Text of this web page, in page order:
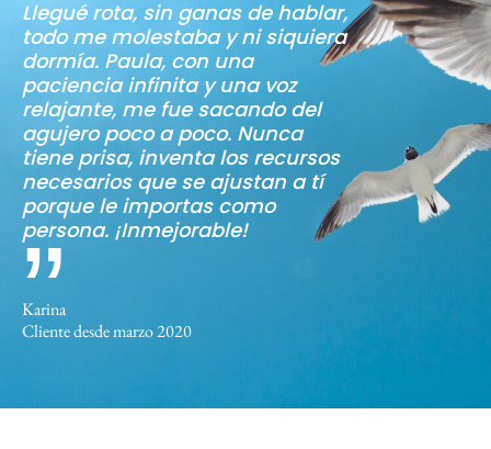
Llegué rota, sin ganas de hablar,
todo me molestaba y ni siquiera
dormía. Paula, con una
paciencia infinita y una voz
relajante, me fue sacando del
agujero poco a poco. Nunca
tiene prisa, inventa los recursos
necesarios que se ajustan a tí
porque le importas como
persona. ¡Inmejorable!
Karina
Cliente desde marzo 2020
Después de casi tres años con
Paula no puedo decir otra cosa
que GRACIAS. Su calidad
humana y su profesionalidad
son ejemplares, enseguida
conecte con ella y su manera de
pensar. Paula te ayuda a
priorizar, a hacer foco en lo
verdaderamente importante, te
orienta dándote herramientas
cambiar las cosas a tu ritmo.
Recomiendo sin lugar a dudas
estas terapias. En los tiempos